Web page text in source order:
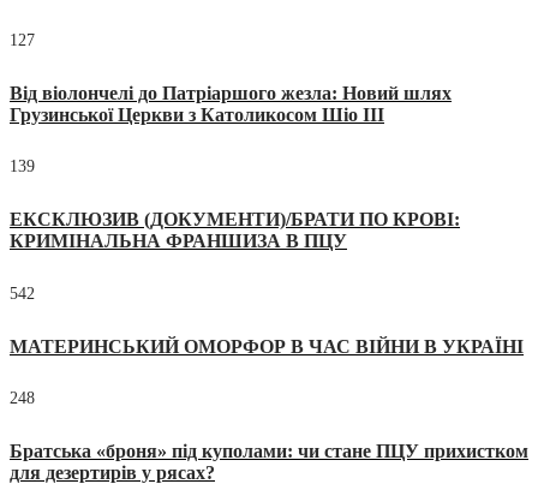
127
Від віолончелі до Патріаршого жезла: Новий шлях
Грузинської Церкви з Католикосом Шіо III
139
ЕКСКЛЮЗИВ (ДОКУМЕНТИ)/БРАТИ ПО КРОВІ:
КРИМІНАЛЬНА ФРАНШИЗА В ПЦУ
542
МАТЕРИНСЬКИЙ ОМОРФОР В ЧАС ВІЙНИ В УКРАЇНІ
248
Братська «броня» під куполами: чи стане ПЦУ прихистком
для дезертирів у рясах?